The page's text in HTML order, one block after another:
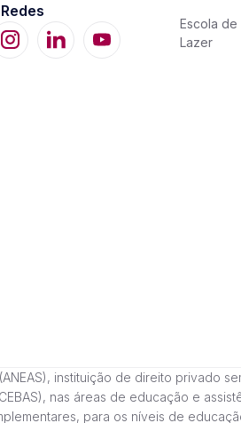
Escola de
Lazer
instituição de direito privado
nas áreas de educação e
para os níveis de